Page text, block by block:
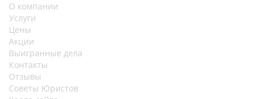
О компании
Услуги
Цены
Акции
Выигранные дела
Контакты
Отзывы
Советы Юристов